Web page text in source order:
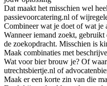
Dat maakt het misschien wel
passievoorcatering.nl of
Combineer wat je doet of wat je
Wanneer iemand zoekt,
de zoekopdracht. Misschien is
Maak combinaties met
Wat voor bier brouw je? Of
utrechtsbiertje.nl of
Maak er een korte zin van die